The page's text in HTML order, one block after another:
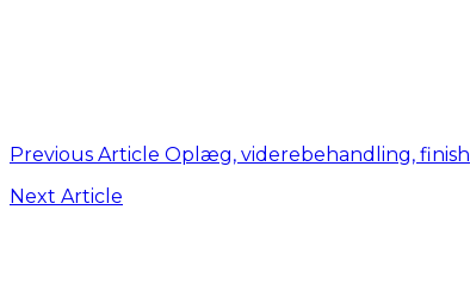
Previous Article Oplæg, viderebehandling, finish
Next Article